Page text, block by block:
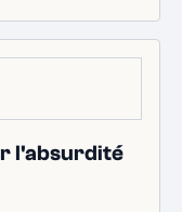
l'absurdité